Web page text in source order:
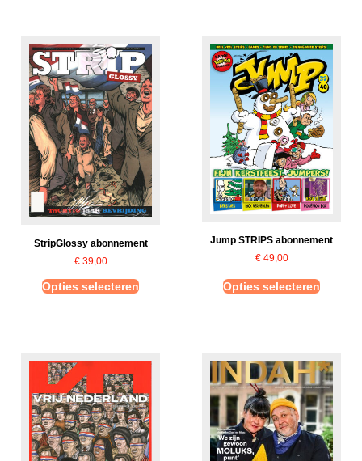
StripGlossy abonnement
€39,00
Opties selecteren
Jump STRIPS abonnement
€49,00
Opties selecteren